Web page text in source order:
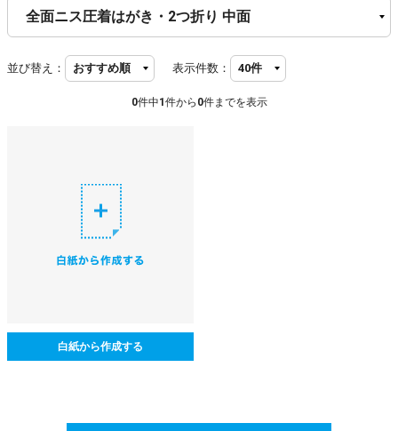
並び替え： 表示件数：
0件中1 件から 0件までを表示
白紙から作成する